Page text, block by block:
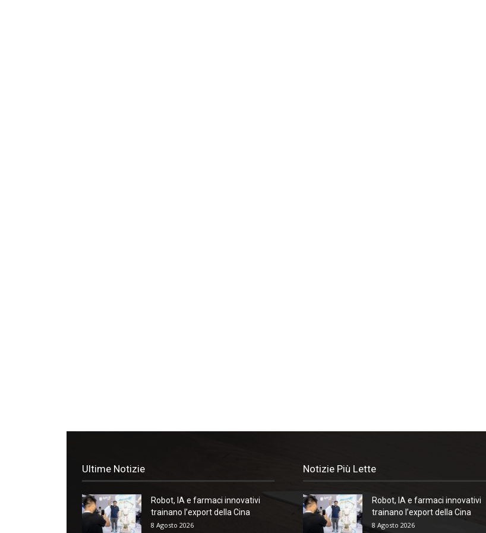
Ultime Notizie
Robot, IA e farmaci innovativi
trainano l’export della Cina
8 Agosto 2026
Notizie Più Lette
Robot, IA e farmaci innovativi
trainano l’export della Cina
8 Agosto 2026